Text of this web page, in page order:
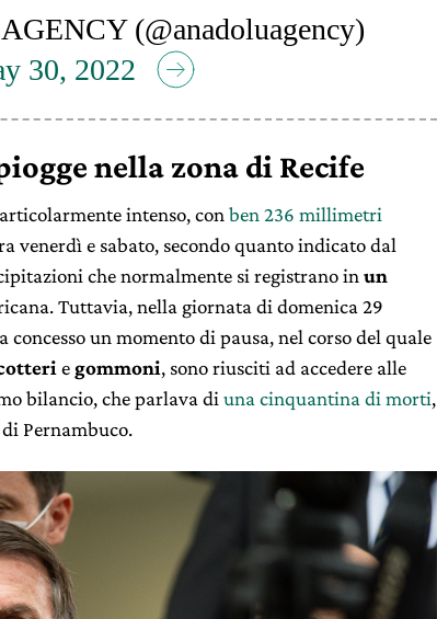
(@anadoluagency)
30, 2022
nella zona di Recife
intenso, con ben 236 millimetri
venerdì e sabato, secondo quanto indicato dal
che normalmente si registrano in un
Tuttavia, nella giornata di domenica 29
concesso un momento di pausa, nel corso del quale
egommoni, sono riusciti ad accedere alle
bilancio, che parlava di una cinquantina di morti,
Pernambuco.